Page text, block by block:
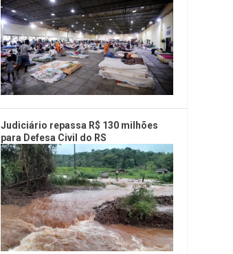
Judiciário repassa R$ 130 milhões
para Defesa Civil do RS